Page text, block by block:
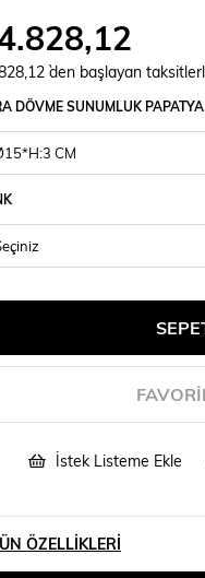
`den başlayan
DÖVME SUNUMLUK PAPATYA
İstek Listeme Ekle
ÖZELLIKLERI